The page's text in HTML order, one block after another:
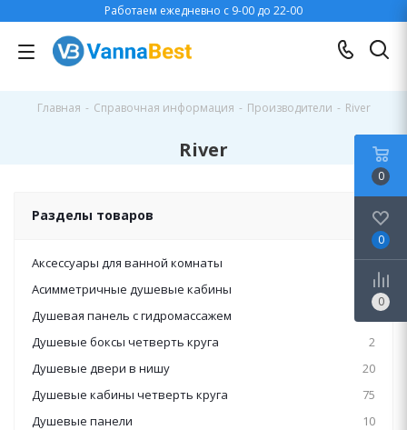
Работаем ежедневно с 9-00 до 22-00
Главная - Справочная информация - Производители - River
River
Разделы товаров
Аксессуары для ванной комнаты
1
Асимметричные душевые кабины
80
Душевая панель с гидромассажем
Душевые боксы четверть круга
2
Душевые двери в нишу
20
Душевые кабины четверть круга
75
Душевые панели
10
0
0
0